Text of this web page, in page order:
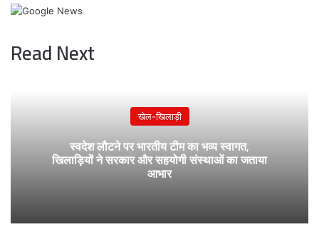
Read Next
खेल-खिलाड़ी
स्वदेश लौटने पर भारतीय टीम का भव्य स्वागत,
खिलाड़ियों ने सरकार और सहयोगी संस्थाओं का जताया
आभार